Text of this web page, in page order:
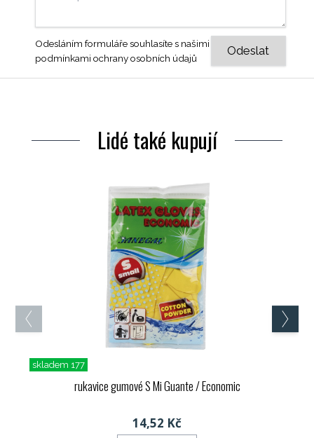
Odesláním formuláře souhlasíte s našimi
podmínkami ochrany osobních údajů
Lidé také kupují
skladem 177
rukavice gumové S Mi Guante / Economic
14,52 Kč